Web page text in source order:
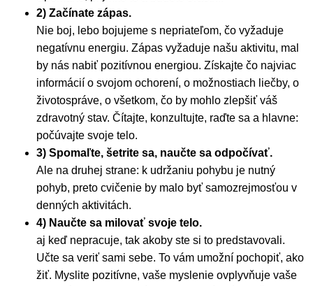
2) Začínate zápas.
Nie boj, lebo bojujeme s nepriateľom, čo vyžaduje
negatívnu energiu. Zápas vyžaduje našu aktivitu, mal
by nás nabiť pozitívnou energiou. Získajte čo najviac
informácií o svojom ochorení, o možnostiach liečby, o
životospráve, o všetkom, čo by mohlo zlepšiť váš
zdravotný stav. Čítajte, konzultujte, raďte sa a hlavne:
počúvajte svoje telo.
3) Spomaľte, šetrite sa, naučte sa odpočívať.
Ale na druhej strane: k udržaniu pohybu je nutný
pohyb, preto cvičenie by malo byť samozrejmosťou v
denných aktivitách.
4) Naučte sa milovať svoje telo.
aj keď nepracuje, tak akoby ste si to predstavovali.
Učte sa veriť sami sebe. To vám umožní pochopiť, ako
žiť. Myslite pozitívne, vaše myslenie ovplyvňuje vaše